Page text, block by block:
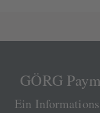
GÖRG
Ein